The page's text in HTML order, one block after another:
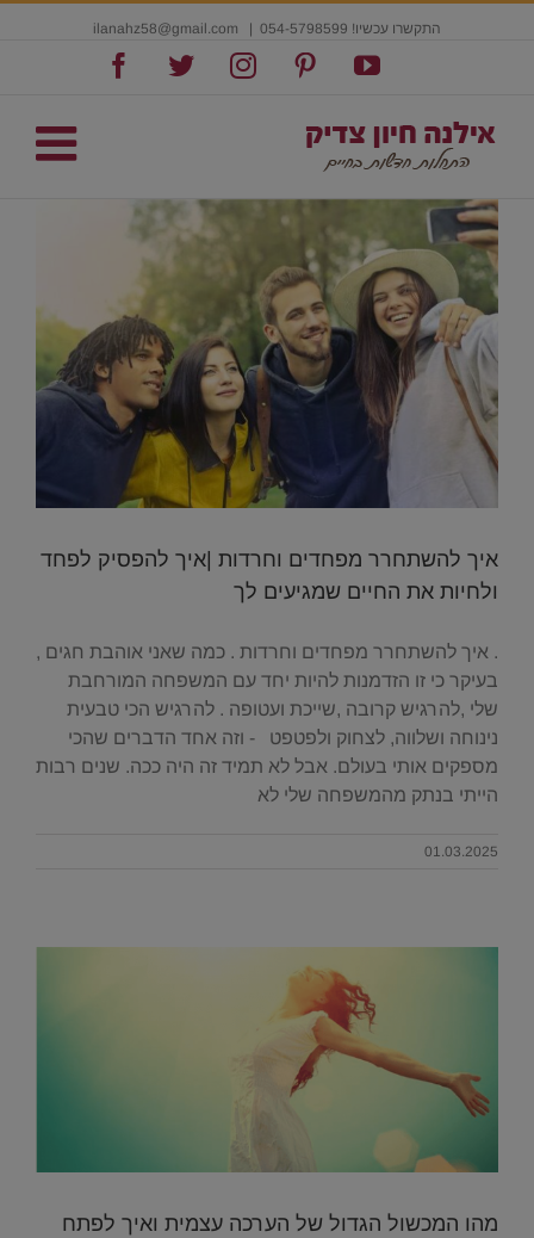
התקשרו עכשיו! 054-5798599
YouTube
Pinterest
Instagram
Twitter
איך להשתחרר מפחדים וחרדות |איך להפסיק לפחד
ולחיות את החיים שמגיעים לך
. איך להשתחרר מפחדים וחרדות . כמה שאני אוהבת חגים ,
בעיקר כי זו הזדמנות להיות יחד עם המשפחה המורחבת
שלי ,להרגיש קרובה ,שייכת ועטופה . להרגיש הכי טבעית
נינוחה ושלווה, לצחוק ולפטפט - וזה אחד הדברים שהכי
מספקים אותי בעולם. אבל לא תמיד זה היה ככה. שנים רבות
הייתי בנתק מהמשפחה שלי לא
01.03.2025
מהו המכשול הגדול של הערכה עצמית ואיך לפתח